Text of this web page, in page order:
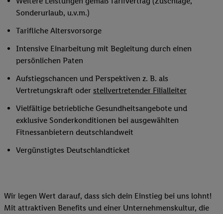
Sonderurlaub, u.v.m.)
Tarifliche Altersvorsorge
Intensive Einarbeitung mit Begleitung durch einen
persönlichen Paten
Aufstiegschancen und Perspektiven z. B. als
Vertretungskraft oder stellvertretender Filialleiter
Vielfältige betriebliche Gesundheitsangebote und
exklusive Sonderkonditionen bei ausgewählten
Fitnessanbietern deutschlandweit
Vergünstigtes Deutschlandticket
Wir legen Wert darauf, dass sich dein Einstieg bei uns lohnt!
Mit attraktiven Benefits und einer Unternehmenskultur, die